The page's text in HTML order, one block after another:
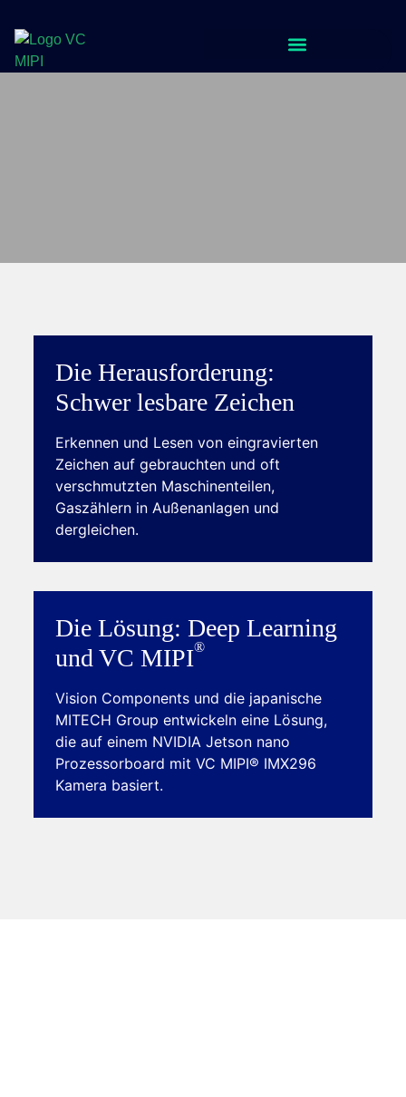
Die Heraus­forderung:
Schwer lesbare Zeichen
Erkennen und Lesen von eingravierten
Zeichen auf gebrauchten und oft
verschmutzten Maschinenteilen,
Gaszählern in Außenanlagen und
dergleichen.
Die Lösung: Deep Learning
und VC MIPI
Vision Components und die japanische
MITECH Group entwickeln eine Lösung,
die auf einem NVIDIA Jetson nano
Prozessorboard mit VC MIPI® IMX296
Kamera basiert.